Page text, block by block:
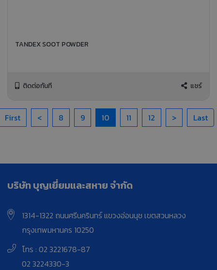
TANDEX SOOT POWDER
ติดต่อทันที แชร์
First < 8 9 10 11 12 > Last
บริษัท บุญเยี่ยมและสหาย จำกัด
1314-1322 ถนนศรีนครินทร์ แขวงอ่อนนุช เขตสวนหลวง
กรุงเทพมหานคร 10250
โทร : 02 3221678-87
02 3224330-3